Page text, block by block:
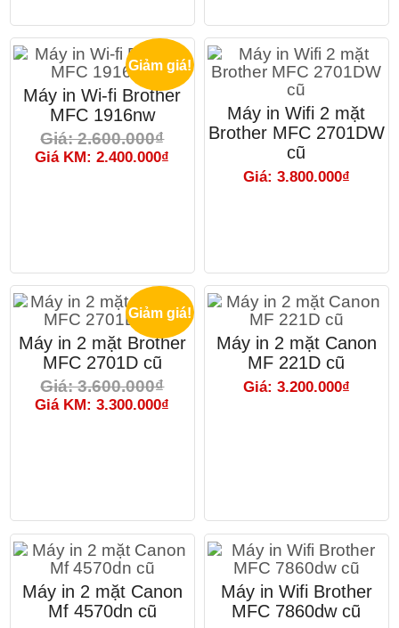
Giảm giá!
Máy in Wi-fi Brother
MFC 1916nw
Giá: 2.600.000₫
Giá KM: 2.400.000₫
Máy in Wifi 2 mặt
Brother MFC 2701DW
cũ
Giá: 3.800.000₫
Giảm giá!
Máy in 2 mặt Brother
MFC 2701D cũ
Giá: 3.600.000₫
Giá KM: 3.300.000₫
Máy in 2 mặt Canon
MF 221D cũ
Giá: 3.200.000₫
Máy in 2 mặt Canon
Mf 4570dn cũ
Máy in Wifi Brother
MFC 7860dw cũ